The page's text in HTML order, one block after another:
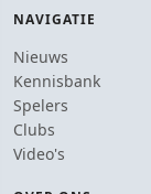
NAVIGATIE
Nieuws
Kennisbank
Spelers
Clubs
Video's